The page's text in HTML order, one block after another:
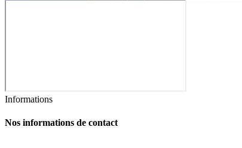
Informations
Nos informations de contact